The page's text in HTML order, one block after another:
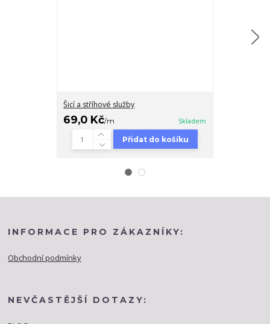
Šicí a stříhové služby
69,0 Kč/m Skladem
Přidat do košíku
INFORMACE PRO ZÁKAZNÍKY:
Obchodní podmínky
NEVČASTĚJŠÍ DOTAZY: